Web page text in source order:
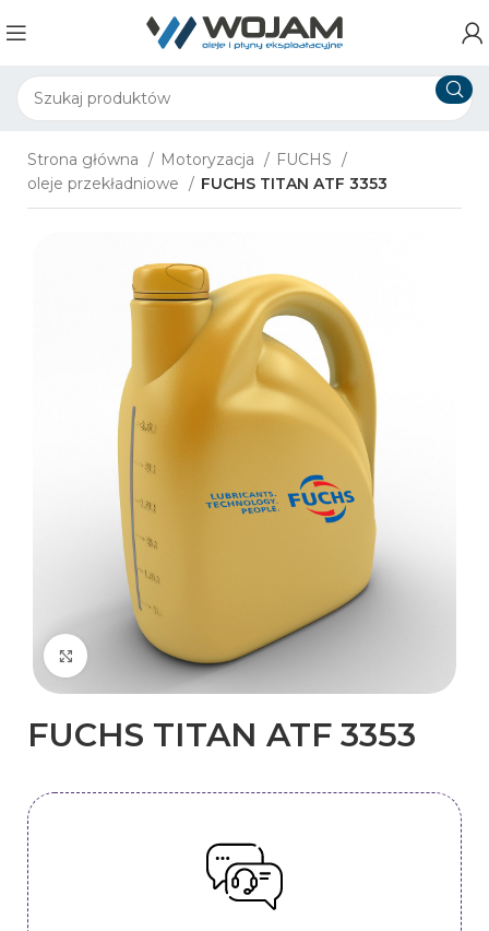
Strona główna Motoryzacja
FUCHS
oleje przekładniowe
FUCHS TITAN ATF 3353
Kliknij, aby powiększyć
FUCHS TITAN ATF 3353